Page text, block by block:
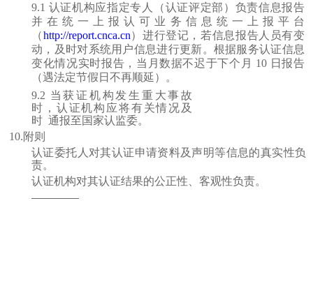
9.1 认证机构应指定专人（认证评定部）负责信息报告
并在统一上报认可业务信息统一上报平台
（http://report.cnca.cn）进行登记，若信息报告人员有变
动，及时对系统用户信息进行更新。根据服务认证信息
变化情况实时报告，当月数据不迟于下个月 10 日报告
（遇法定节假日不再顺延）。
9.2 当获证机构发生重大事故
时，认证机构应将有关情况及
时 通报至国家认监委。
10.附则
认证委托人对其认证申请资料及声明等信息的真实性负
责。
认证机构对其认证结果的公正性、客观性负责。